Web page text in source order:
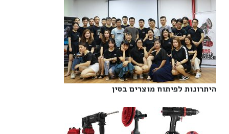
היתרונות לפיתוח מוצרים בסין‎